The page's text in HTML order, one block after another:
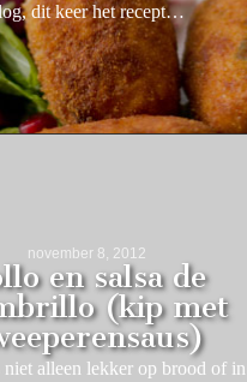
dit keer het recept…
november 8, 2012
en salsa de
(kip met
alleen lekker op brood of